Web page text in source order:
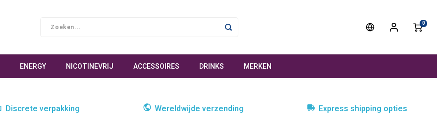
0
ENERGY NICOTINEVRIJ ACCESSOIRES DRINKS MERKEN
Discrete verpakking Wereldwijde verzending Express shipping opties